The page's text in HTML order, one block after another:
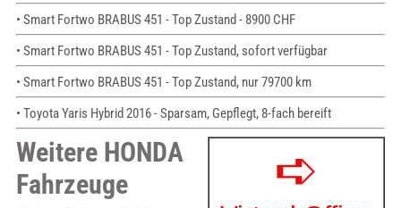
• Smart Fortwo BRABUS 451 - Top Zustand - 8900 CHF
• Smart Fortwo BRABUS 451 - Top Zustand, sofort verfügbar
• Smart Fortwo BRABUS 451 - Top Zustand, nur 79700 km
• Toyota Yaris Hybrid 2016 - Sparsam, Gepflegt, 8-fach bereift
Weitere HONDA
Fahrzeuge